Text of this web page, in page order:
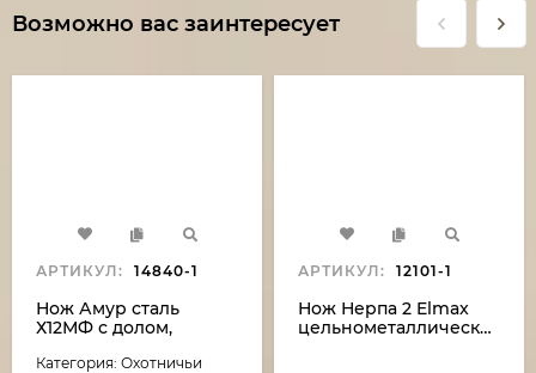
Возможно вас заинтересует
АРТИКУЛ: 14840-1
Нож Амур сталь
Х12МФ с долом,
Категория: Охотничьи
АРТИКУЛ: 12101-1
Нож Нерпа 2 Elmax
цельнометаллический,